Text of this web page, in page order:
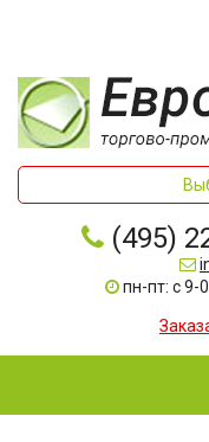
(495)
пн-пт: с 9-